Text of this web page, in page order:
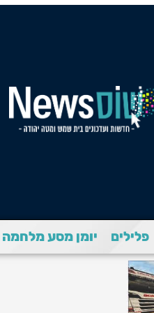
פלילים יומן מסע מלחמה